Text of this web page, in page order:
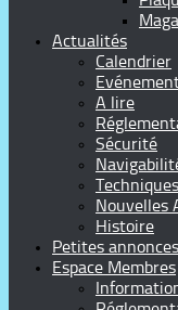
Actualités
Calendrier
A lire
Sécurité
Nouvelles
Histoire
Petites annonces
Espace Membres